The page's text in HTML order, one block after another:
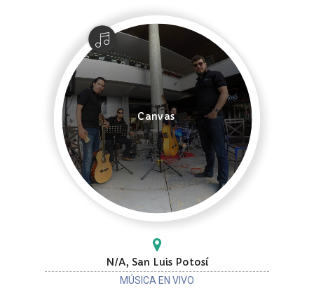
Canvas
N/A, San Luis Potosí
MÚSICA EN VIVO